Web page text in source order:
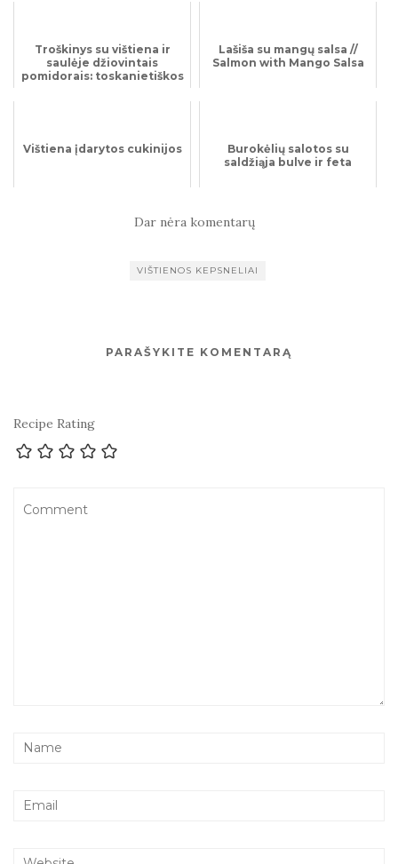
Troškinys su vištiena ir
saulėje džiovintais
pomidorais: toskanietiškos
Lašiša su mangų salsa //
Salmon with Mango Salsa
Vištiena įdarytos cukinijos
Burokėlių salotos su
saldžiąja bulve ir feta
Dar nėra komentarų
VIŠTIENOS KEPSNELIAI
PARAŠYKITE KOMENTARĄ
Recipe Rating